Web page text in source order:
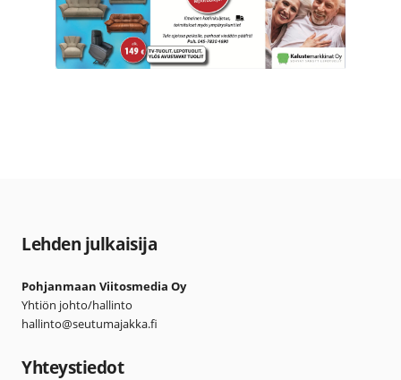
Lehden julkaisija
Pohjanmaan Viitosmedia Oy
Yhtiön johto/hallinto
hallinto@seutumajakka.fi
Yhteystiedot